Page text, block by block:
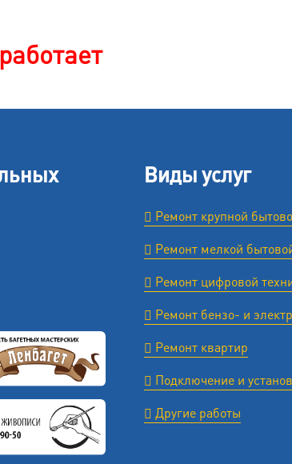
Виды услуг
Ремонт крупной
Ремонт мелкой
Ремонт цифровой
Ремонт бензо- и
Ремонт квартир
Подключение и
Другие работы